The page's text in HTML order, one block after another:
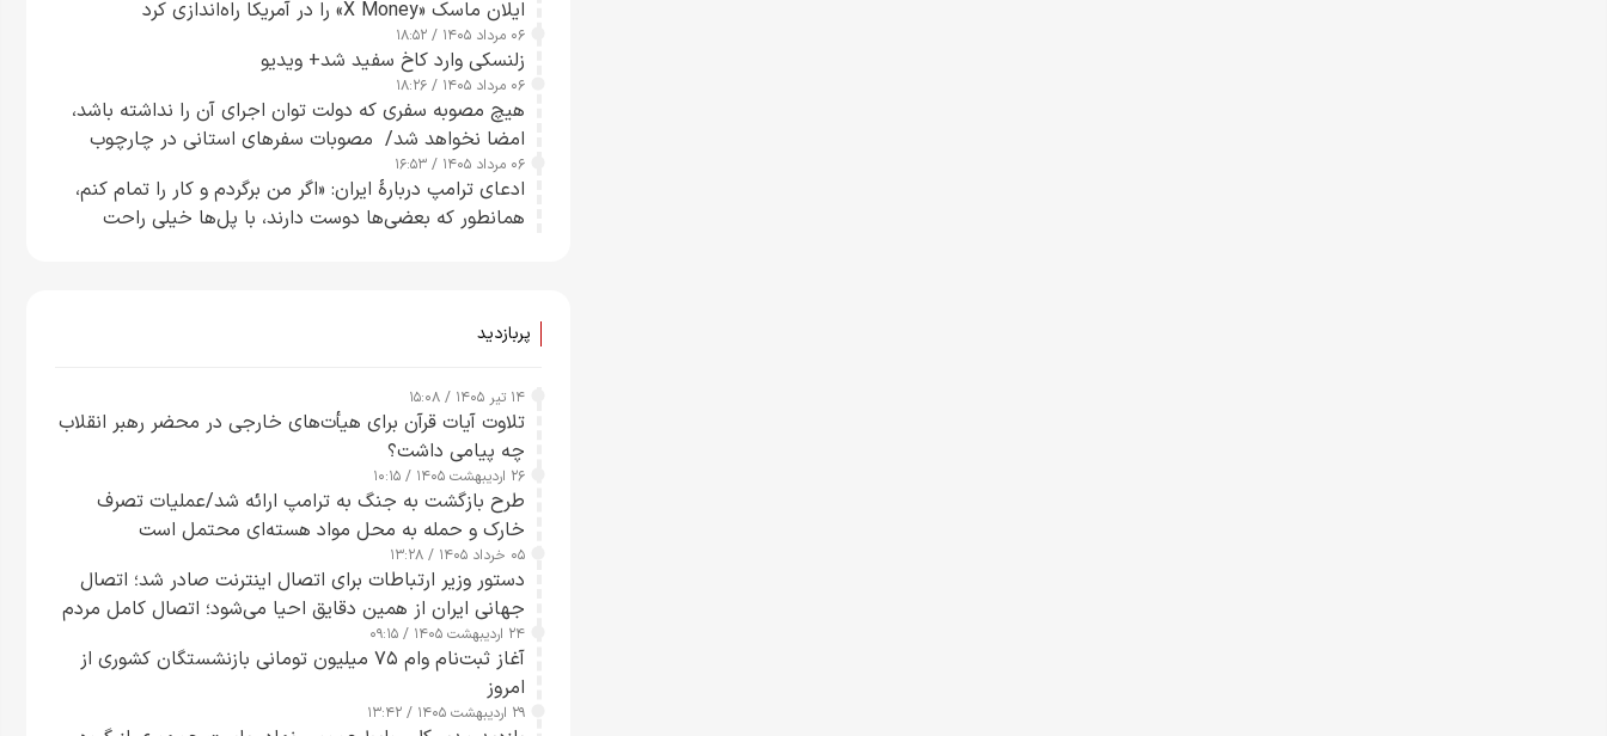
ایلان ماسک «X Money» را در آمریکا راه‌اندازی کرد
۰۶ مرداد ۱۴۰۵ / ۱۸:۵۲
زلنسکی وارد کاخ سفید شد+ ویدیو
۰۶ مرداد ۱۴۰۵ / ۱۸:۲۶
هیچ مصوبه سفری که دولت توان اجرای آن را نداشته باشد،
امضا نخواهد شد/ مصوبات سفرهای استانی در چارچوب
قانون بودجه است+ عکس
۰۶ مرداد ۱۴۰۵ / ۱۶:۵۳
ادعای ترامپ دربارهٔ ایران: «اگر من برگردم و کار را تمام کنم،
همانطور که بعضی‌ها دوست دارند، با پل‌ها خیلی راحت
پربازدید
۱۴ تیر ۱۴۰۵ / ۱۵:۰۸
تلاوت آیات قرآن برای هیأت‌های خارجی در محضر رهبر انقلاب
چه پیامی داشت؟
۲۶ اردیبهشت ۱۴۰۵ / ۱۰:۱۵
طرح‌ بازگشت به جنگ به ترامپ ارائه شد/عملیات تصرف
خارک و حمله به محل مواد هسته‌ای محتمل است
۰۵ خرداد ۱۴۰۵ / ۱۳:۲۸
دستور وزیر ارتباطات برای اتصال اینترنت صادر شد؛ اتصال
جهانی ایران از همین دقایق احیا می‌شود؛ اتصال کامل مردم
تا ۲۴ ساعت آینده
۲۴ اردیبهشت ۱۴۰۵ / ۰۹:۱۵
آغاز ثبت‌نام وام ۷۵ میلیون تومانی بازنشستگان کشوری از
امروز
۲۹ اردیبهشت ۱۴۰۵ / ۱۳:۴۲